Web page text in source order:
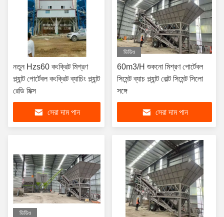
নতুন Hzs60 কংক্রিট মিশ্রণ
প্ল্যান্ট পোর্টেবল কংক্রিট ব্যাচিং প্ল্যান্ট
রেডি মিক্স
সেরা দাম পান
ভিডিও
60m3/H শুকনো মিশ্রণ পোর্টেবল
সিমেন্ট ব্যাচ প্ল্যান্ট বোল্ট সিমেন্ট সিলো
সঙ্গে
সেরা দাম পান
ভিডিও